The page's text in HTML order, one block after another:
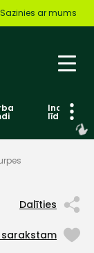
Sazinies ar mums
līdzekļi
Dalīties
sarakstam